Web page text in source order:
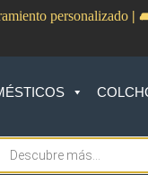
personalizado |